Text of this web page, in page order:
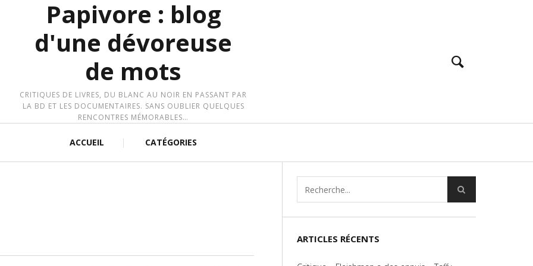
Papivore : blog
d'une dévoreuse
de mots
CRITIQUES DE LIVRES, DU BLANC AU NOIR EN PASSANT PAR
LA BD ET LES DOCUMENTAIRES. SANS OUBLIER QUELQUES
RENCONTRES MÉMORABLES…
ACCUEIL CATÉGORIES
ARTICLES RÉCENTS